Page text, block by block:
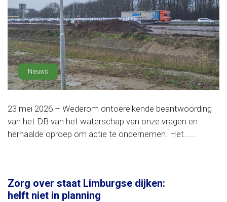
Nieuws
23 mei 2026 – Wederom ontoereikende beantwoording
van het DB van het waterschap van onze vragen en
herhaalde oproep om actie te ondernemen. Het......
Zorg over staat Limburgse dijken:
helft niet in planning